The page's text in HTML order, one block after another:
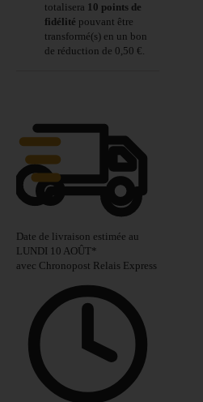
totalisera 10 points de
fidélité pouvant être
transformé(s) en un bon
de réduction de 0,50 €.
Date de livraison estimée au
LUNDI 10 AOÛT*
avec Chronopost Relais Express